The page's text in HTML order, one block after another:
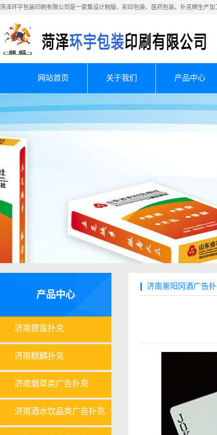
菏泽环宇包装印刷有限公司是一家集设计制版、彩印包装、医药包装、扑克牌生产
网站首页 关于我们 产品中心
产品中心
济南掼蛋扑克
济南麒麟扑克
济南烟草类广告扑克
济南酒水饮品类广告扑克
济南景阳冈酒广告